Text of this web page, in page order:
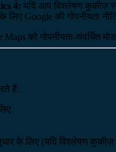
4: यदि आप विश्लेषण कुकीज़
Google की गोपनीयता
को गोपनीयता-संवर्धित
हैं:
के लिए (यदि विश्लेषण कुकीज़